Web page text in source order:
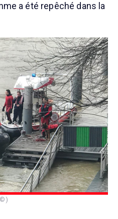
a été repêché dans la
©)